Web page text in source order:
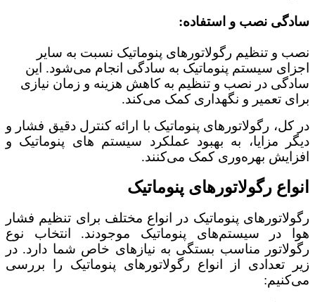
سادگی نصب و استفاده:
نصب و تنظیم رگولاتورهای پنوماتیک نسبت به سایر
اجزای سیستم پنوماتیک به سادگی انجام می‌شود. این
سادگی در نصب و تنظیم به کاهش هزینه و زمان نیازی
برای تعمیر و نگهداری کمک می‌کند.
در کل، رگولاتورهای پنوماتیک با ارائه کنترل دقیق فشار و
دیگر مزایا، به بهبود عملکرد سیستم‌ های پنوماتیک و
افزایش بهره‌وری کمک می‌کنند.
انواع رگولاتورهای پنوماتیک
رگولاتورهای پنوماتیک در انواع مختلف برای تنظیم فشار
هوا در سیستم‌های پنوماتیک موجودند. انتخاب نوع
رگولاتور مناسب بستگی به نیازهای خاص شما دارد. در
زیر تعدادی از انواع رگولاتورهای پنوماتیک را بررسی
می‌کنیم: